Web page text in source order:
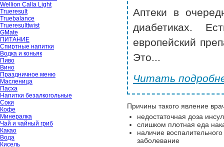
Wellion Calla Light
Trueresult
Truebalance
Trueresulttwist
GMate
ПИТАНИЕ
Спиртные напитки
Водка и коньяк
Пиво
Вино
Праздничное меню
Масленица
Пасха
Напитки безалкогольные
Соки
Кофе
Минералка
Чай и чайный гриб
Какао
Вода
Кисель
Аптеки в
диабетиках.
европейский
Это...
Читать
Причины такого явление
недостаточная доза
слишком плотная еда
наличие
заболевание